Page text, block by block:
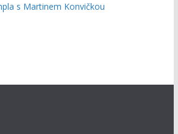
s Martinem Konvičkou